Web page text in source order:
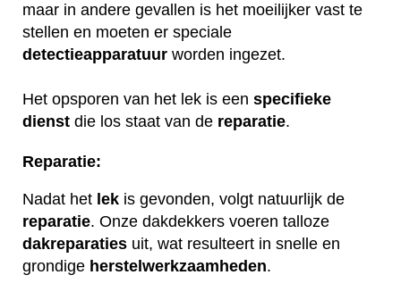
maar in andere gevallen is het moeilijker vast te
stellen en moeten er speciale
detectieapparatuur worden ingezet.
Het opsporen van het lek is een specifieke
dienst die los staat van de reparatie.
Reparatie:
Nadat het lek is gevonden, volgt natuurlijk de
reparatie. Onze dakdekkers voeren talloze
dakreparaties uit, wat resulteert in snelle en
grondige herstelwerkzaamheden.